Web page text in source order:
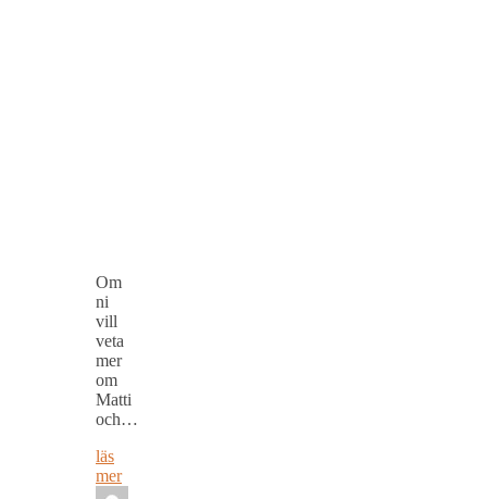
Om
ni
vill
veta
mer
om
Matti
och…
läs
mer